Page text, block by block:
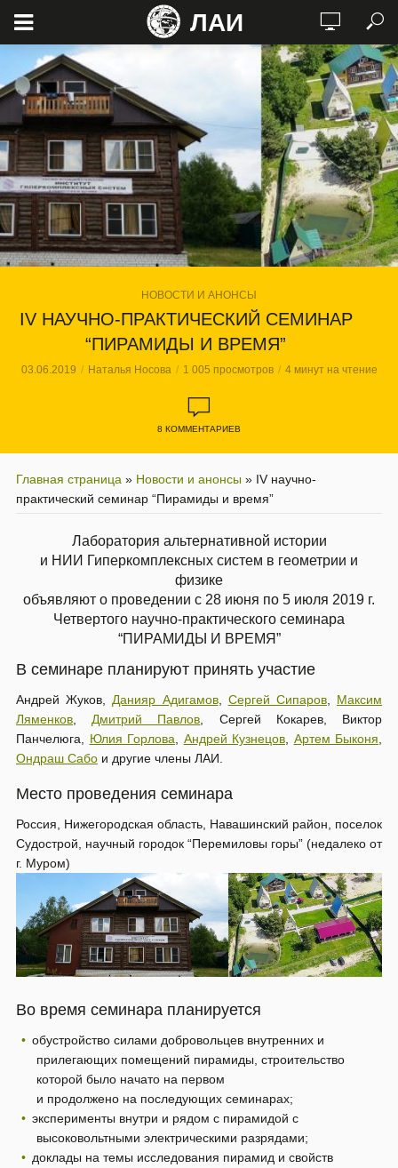
ЛАИ
НОВОСТИ И АНОНСЫ
IV НАУЧНО-ПРАКТИЧЕСКИЙ СЕМИНАР
“ПИРАМИДЫ И ВРЕМЯ”
03.06.2019 Наталья Носова 1 005 просмотров 4 минут на чтение
8 КОММЕНТАРИЕВ
Главная страница » Новости и анонсы » IV научно-
практический семинар “Пирамиды и время”
Лаборатория альтернативной истории
и НИИ Гиперкомплексных систем в геометрии и
физике
объявляют о проведении с 28 июня по 5 июля 2019 г.
Четвертого научно-практического семинара
“ПИРАМИДЫ И ВРЕМЯ”
В семинаре планируют принять участие
Андрей Жуков, Данияр Адигамов, Сергей Сипаров, Максим
Ляменков
Дмитрий Павлов , Сергей Кокарев, Виктор
Панчелюга, Юлия Горлова Андрей Кузнецов Артем Быконя
Ондраш Сабо и другие члены ЛАИ.
Место проведения семинара
Россия, Нижегородская область, Навашинский район, поселок
Судострой, научный городок “Перемиловы горы” (недалеко от
г. Муром)
Во время семинара планируется
обустройство силами добровольцев внутренних и
прилегающих помещений пирамиды, строительство
которой было начато на первом
и продолжено на последующих семинарах;
эксперименты внутри и рядом с пирамидой с
высоковольтными электрическими разрядами;
доклады на темы исследования пирамид и свойств